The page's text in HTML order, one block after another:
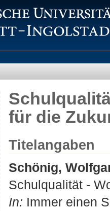
für die
Titelangaben
Schönig,
Schulqualität -
In: Immer einen